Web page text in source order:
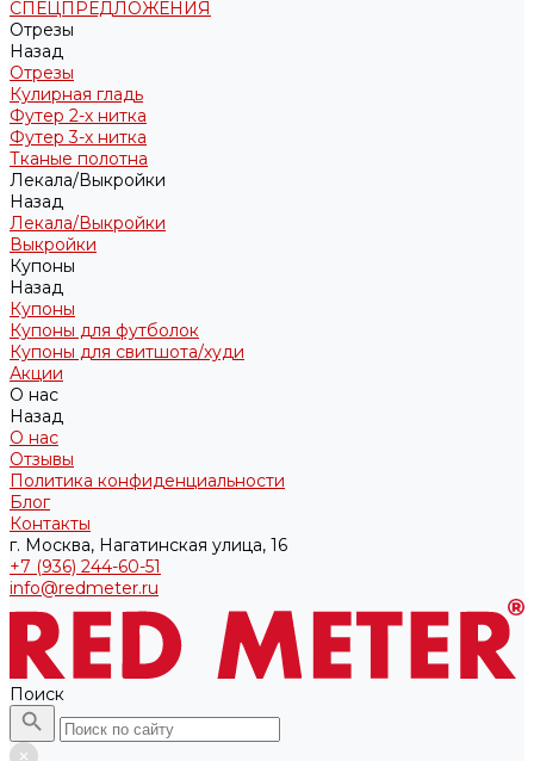
СПЕЦПРЕДЛОЖЕНИЯ
Отрезы
Назад
Отрезы
Кулирная гладь
Футер 2-х нитка
Футер 3-х нитка
Тканые полотна
Лекала/Выкройки
Назад
Лекала/Выкройки
Выкройки
Купоны
Назад
Купоны
Купоны для футболок
Купоны для свитшота/худи
Акции
О нас
Назад
О нас
Отзывы
Политика конфиденциальности
Блог
Контакты
г. Москва, Нагатинская улица, 16
+7 (936) 244-60-51
info@redmeter.ru
Поиск